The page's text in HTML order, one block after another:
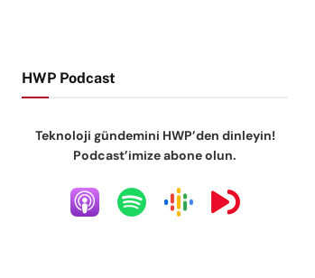
HWP Podcast
Teknoloji gündemini HWP’den dinleyin!
Podcast’imize abone olun.